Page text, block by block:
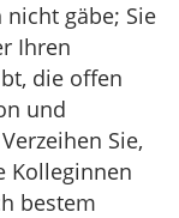
gäbe; Sie
Ihren
die offen
und
Sie,
Kolleginnen
bestem